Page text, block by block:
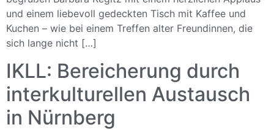
und einem liebevoll gedeckten Tisch mit Kaffee und
Kuchen – wie bei einem Treffen alter Freundinnen, die
sich lange nicht […]
IKLL: Bereicherung durch
interkulturellen Austausch
in Nürnberg